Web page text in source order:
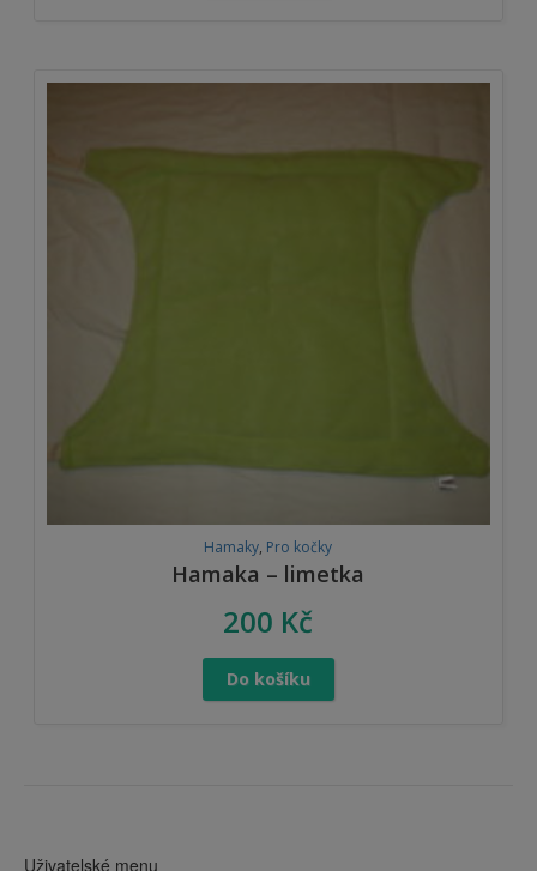
Hamaky, Pro kočky
Hamaka – limetka
200 Kč
Do košíku
Uživatelské menu